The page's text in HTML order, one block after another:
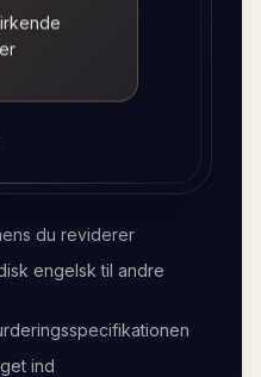
du reviderer
engelsk til andre
ind